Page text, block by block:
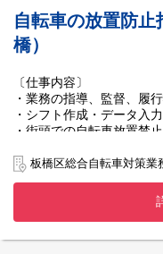
自転車の放置防止
橋）
〔仕事内容〕
・業務の指導、監督、履
・シフト作成・データ入
・街頭での自転車放置禁
・放置防止用品及び備品の
・トラックに同乗しての
板橋区総合自転車対策業